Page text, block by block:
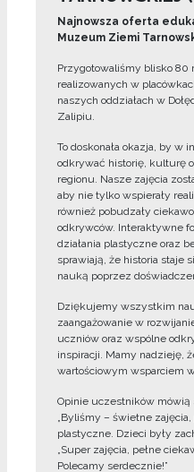
Najnowsza oferta
Muzeum Ziemi
Przygotowaliśmy blisko 80
realizowanych w
naszych oddziałach w
Zalipiu.
To doskonała okazja, by w
odkrywać historię, kulturę
regionu. Nasze zajęcia
aby nie tylko wspierały
również pobudzały
odkrywców. Interaktywne
działania plastyczne oraz
sprawiają, że historia staje
nauką poprzez
Dziękujemy wszystkim
zaangażowanie w
uczniów oraz wspólne
inspiracji. Mamy nadzieję,
wartościowym wsparciem
Opinie uczestników mówią
„Byliśmy – świetne
plastyczne. Dzieci były
„Super zajęcia, pełne
Polecamy serdecznie!”